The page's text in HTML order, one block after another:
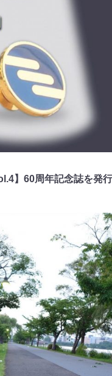
】60周年記念誌を発